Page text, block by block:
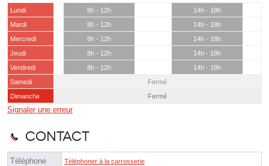
Lundi 8h - 12h
14h - 18h
Mardi
8h - 12h
14h - 18h
Mercredi
8h - 12h
14h - 18h
Jeudi
8h - 12h
14h - 18h
Vendredi
8h - 12h
14h - 18h
Samedi
Fermé
Dimanche
Fermé
Signaler une erreur
Contact
Téléphone Téléphoner à la carrosserie